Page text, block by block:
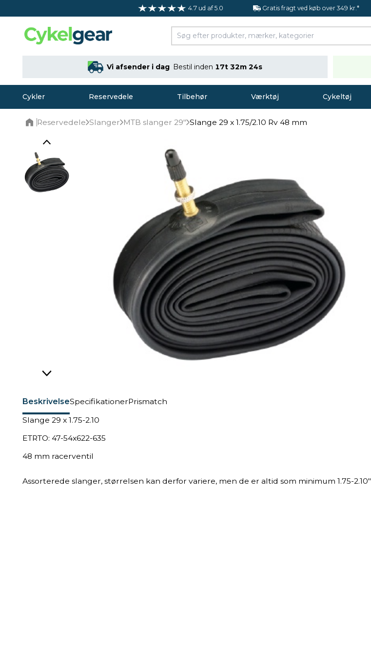
4.7 ud af 5.0 Gratis fragt ved køb over 349 kr.*
Vi afsender i dag Bestil inden 17t 32m 23s
Cykler Reservedele Tilbehør Værktøj Cykeltøj
Reservedele Slanger MTB slanger 29" Slange 29 x 1.75/2.10 Rv 48 mm
BeskrivelseSpecifikationerPrismatch
Slange 29 x 1.75-2.10
ETRTO: 47-54x622-635
48 mm racerventil
Assorterede slanger, størrelsen kan derfor variere, men de er altid som minimum 1.75-2.10"